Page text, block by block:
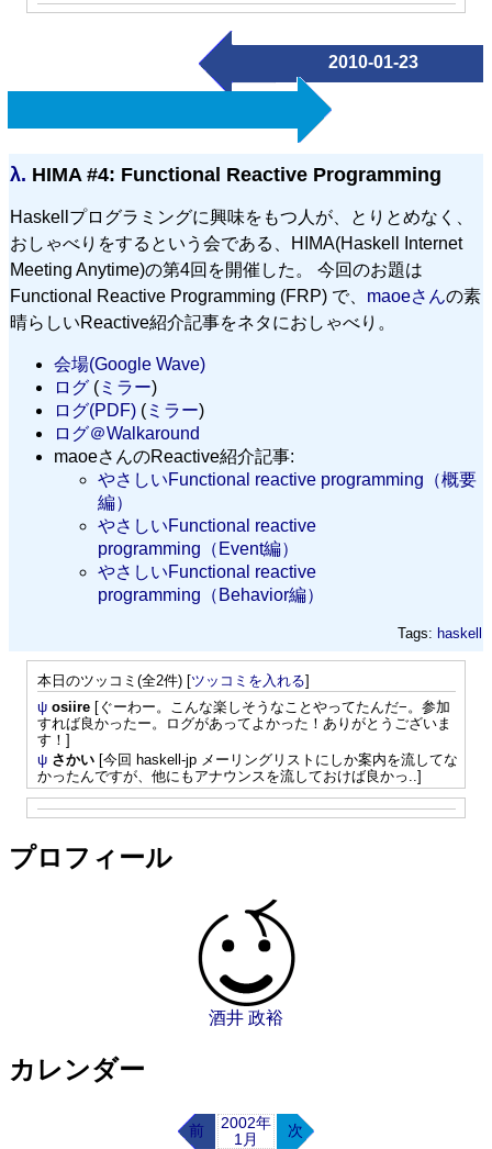
2010-01-23
λ. HIMA #4: Functional Reactive Programming
Haskellプログラミングに興味をもつ人が、とりとめなく、
おしゃべりをするという会である、HIMA(Haskell Internet
Meeting Anytime)の第4回を開催した。 今回のお題は
Functional Reactive Programming (FRP) で、 maoeさんの素
晴らしいReactive紹介記事をネタにおしゃべり。
会場(Google Wave)
ログ ( ミラー)
ログ(PDF) ( ミラー)
ログ＠Walkaround
maoeさんのReactive紹介記事:
やさしいFunctional reactive programming（概要
編）
やさしいFunctional reactive
programming（Event編）
やさしいFunctional reactive
programming（Behavior編）
Tags: haskell
本日のツッコミ(全2件) [ツッコミを入れる]
ψ osiire[ぐーわー。こんな楽しそうなことやってたんだ−。参加
すれば良かったー。ログがあってよかった！ありがとうございま
す！]
ψ さかい[今回 haskell-jp メーリングリストにしか案内を流してな
かったんですが、他にもアナウンスを流しておけば良かっ..]
プロフィール
酒井 政裕
カレンダー
前
2002年
1月
次